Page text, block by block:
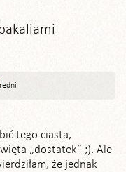
tego ciasta,
„dostatek” ;). Ale
że jednak